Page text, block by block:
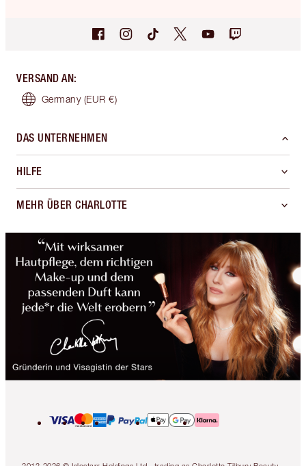
VERSAND AN:
Germany (EUR €)
DAS UNTERNEHMEN
HILFE
MEHR ÜBER CHARLOTTE